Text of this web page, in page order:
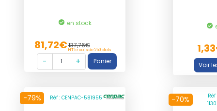
en stock
81,72€137,76€
HT le colis de 250 plots
-79% Réf : CENPAC-581955 -70%
Réf